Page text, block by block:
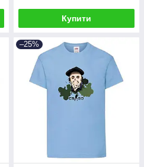
Купити
–25%